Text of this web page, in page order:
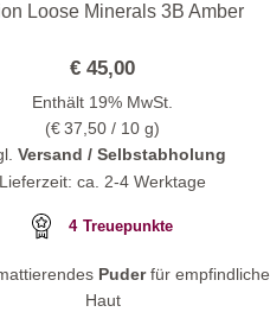
Loose Minerals 3B Amber
€ 45,00
Enthält 19% MwSt.
(€ 37,50 / 10 g)
Versand / Selbstabholung
Lieferzeit: ca. 2-4 Werktage
4 Treuepunkte
Puderfür empfindliche
Haut